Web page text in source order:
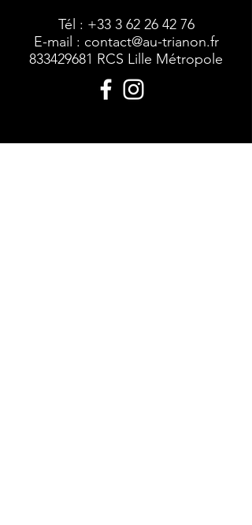
Tél : +33 3 62 26 42 76
E-mail : contact@au-trianon.fr
833429681 RCS Lille Métropole